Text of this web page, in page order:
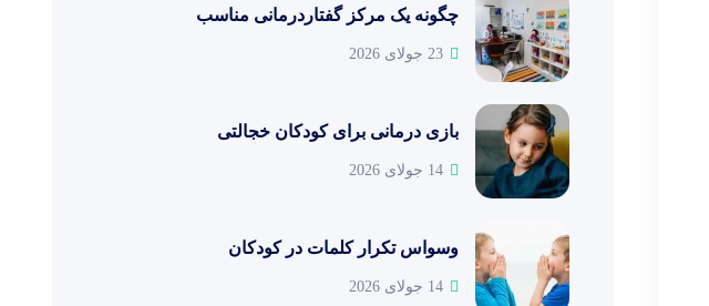
چگونه یک مرکز گفتاردرمانی مناسب
23 جولای 2026
بازی درمانی برای کودکان خجالتی
14 جولای 2026
وسواس تکرار کلمات در کودکان
14 جولای 2026